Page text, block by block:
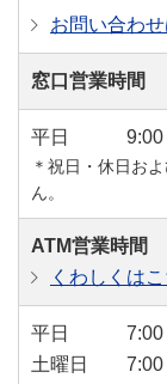
お問い合わ
窓口営業時間
平日
＊祝日・休日お
ん。
ATM営業時間
くわしくは
平日
土曜日